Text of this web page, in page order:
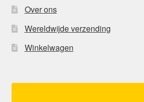
Over ons
Wereldwijde verzending
Winkelwagen